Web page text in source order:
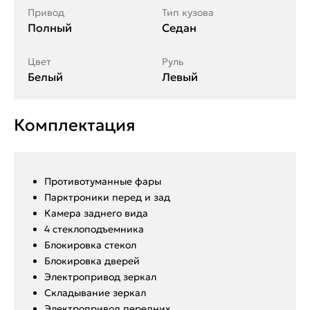
Привод
Полный
Тип кузова
Седан
Цвет
Белый
Руль
Левый
Комплектация
Противотуманные фары
Парктроники перед и зад
Камера заднего вида
4 стеклоподъемника
Блокировка стекол
Блокировка дверей
Электропривод зеркал
Складывание зеркал